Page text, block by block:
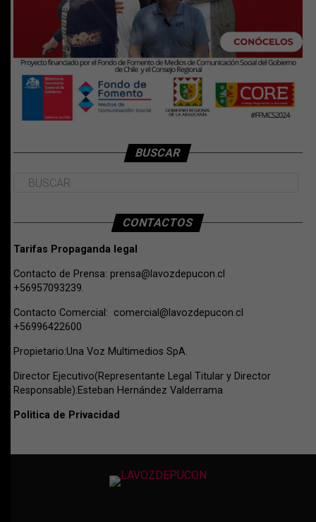
BUSCAR
CONTACTOS
Tarifas Propaganda legal
Contacto de Prensa: prensa@lavozdepucon.cl
+56957093239.
Contacto Comercial: comercial@lavozdepucon.cl
+56996422600
Propietario:Una Voz Multimedios SpA.
Director Ejecutivo(Representante Legal Titular y Director
Responsable):Esteban Hernández Valderrama
Politica de Privacidad